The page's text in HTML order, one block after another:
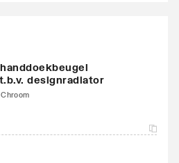
designradiator